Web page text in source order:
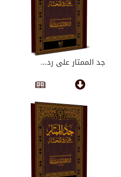
جد الممتار على رد...